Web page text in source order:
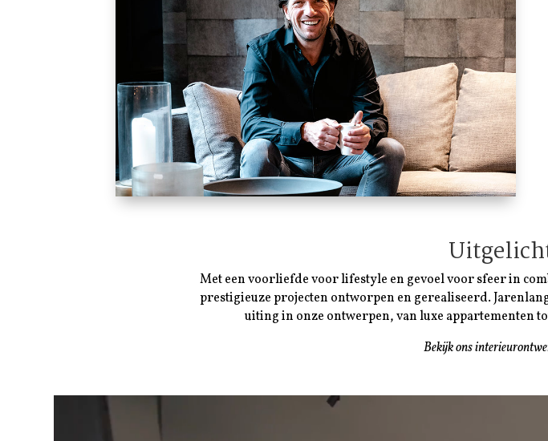
Met een voorliefde voor lifestyle en gevoel voor sfeer in
prestigieuze projecten ontworpen en gerealiseerd.
uiting in onze ontwerpen, van luxe appartementen
Bekijk ons